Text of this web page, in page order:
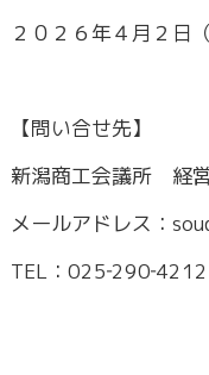
２０２６年４月２日
【問い合せ先】
新潟商工会議所 経
メールアドレス：
TEL：